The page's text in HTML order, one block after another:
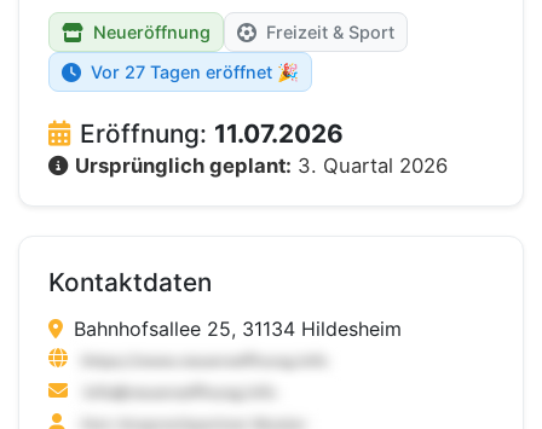
Neueröffnung
Freizeit & Sport
Vor 27 Tagen eröffnet 🎉
Eröffnung: 11.07.2026
Ursprünglich geplant: 3. Quartal 2026
Kontaktdaten
Bahnhofsallee 25, 31134 Hildesheim